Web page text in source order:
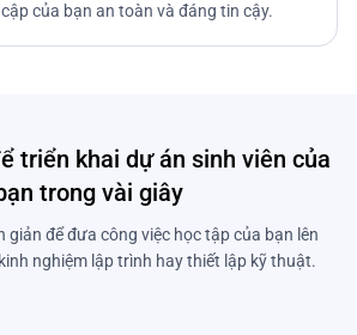
của bạn an toàn và đáng tin cậy.
triển khai dự án sinh viên của
trong vài giây
giản để đưa công việc học tập của bạn lên
nghiệm lập trình hay thiết lập kỹ thuật.